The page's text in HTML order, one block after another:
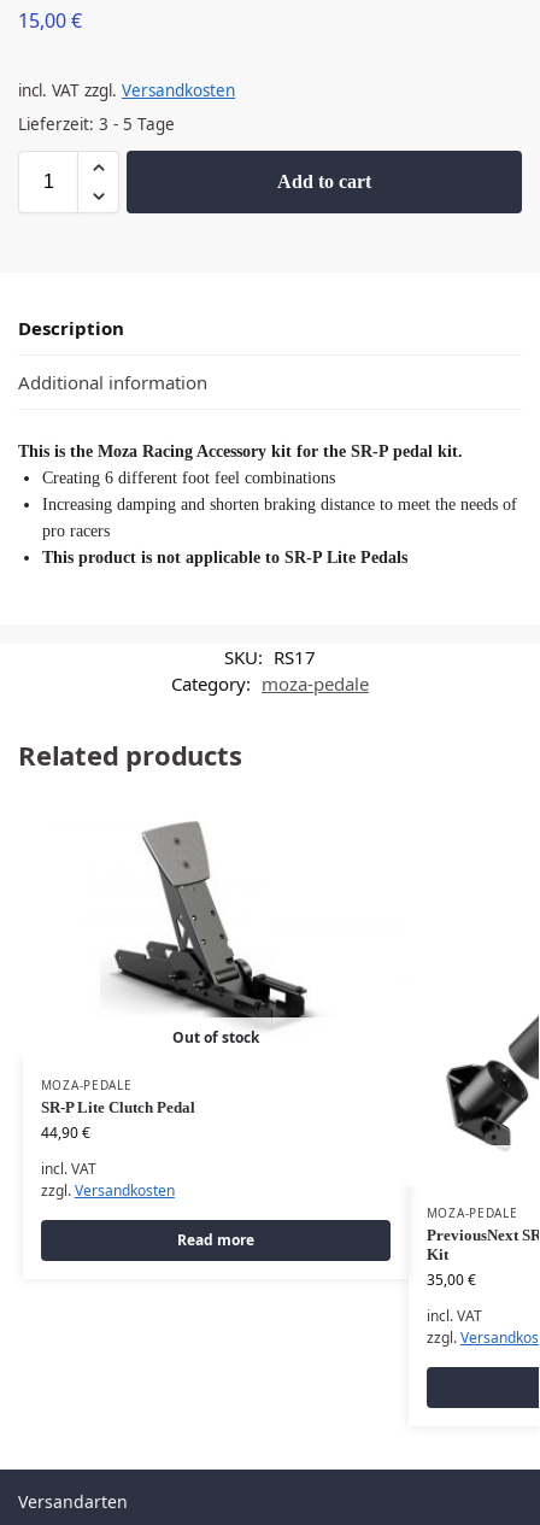
15,00€
incl. VAT zzgl. Versandkosten
Lieferzeit: 3 - 5 Tage
Add to cart
Description
Additional information
This is the Moza Racing Accessory kit for the SR-P pedal kit.
Creating 6 different foot feel combinations
Increasing damping and shorten braking distance to meet the needs of
pro racers
This product is not applicable to SR-P Lite Pedals
SKU: RS17
Category: moza-pedale
Related products
Out of stock
MOZA-PEDALE
SR-P Lite Clutch Pedal
44,90€
incl. VAT
zzgl.Versandkosten
Read more
MOZA-PEDALE
PreviousNext
Kit
35,00€
incl. VAT
zzgl.
Versandarten